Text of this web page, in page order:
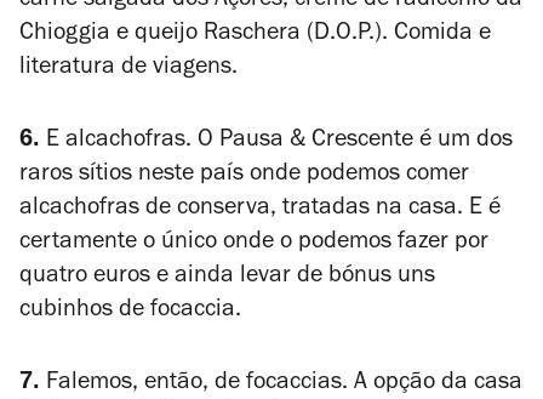
Chioggia e queijo Raschera (D.O.P.). Comida e
literatura de viagens.
6. E alcachofras. O Pausa & Crescente é um dos
raros sítios neste país onde podemos comer
alcachofras de conserva, tratadas na casa. E é
certamente o único onde o podemos fazer por
quatro euros e ainda levar de bónus uns
cubinhos de focaccia.
7. Falemos, então, de focaccias. A opção da casa